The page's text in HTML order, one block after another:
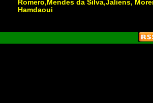
Romero,Mendes da Silva,Jaliens,
Hamdaoui